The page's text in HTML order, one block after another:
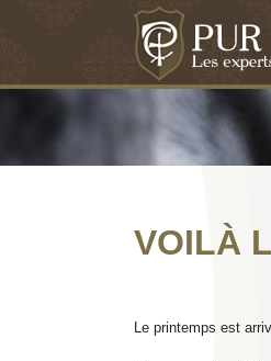
VOILÀ
Le printemps est